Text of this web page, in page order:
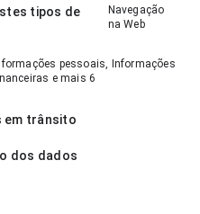
tipos de
Navegação
na Web
pessoais, Informações
e mais 6
em trânsito
dos dados